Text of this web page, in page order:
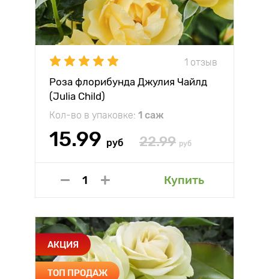
1 отзыв
Роза флорибунда Джулия Чайлд
(Julia Child)
Кол-во в упаковке: 1 саж
15.99 руб 22.99 руб
Купить
АКЦИЯ
ТОП ПРОДАЖ